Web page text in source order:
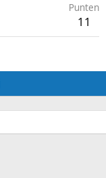
Punten
11